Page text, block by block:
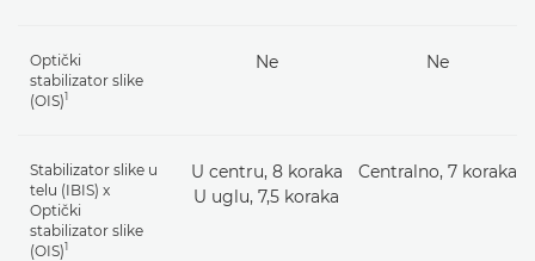
Optički
stabilizator slike
(OIS)1
Ne Ne
Stabilizator slike u
telu (IBIS) x
Optički
stabilizator slike
(OIS)1
U centru, 8 koraka
U uglu, 7,5 koraka
Centralno, 7 koraka